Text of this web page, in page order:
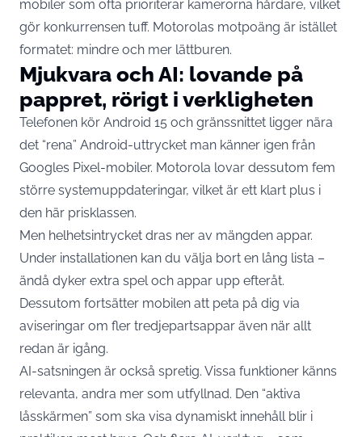
mobiler som ofta prioriterar kamerorna hårdare, vilket
gör konkurrensen tuff. Motorolas motpoäng är istället
formatet: mindre och mer lättburen.
Mjukvara och AI: lovande på
pappret, rörigt i verkligheten
Telefonen kör Android 15 och gränssnittet ligger nära
det “rena” Android-uttrycket man känner igen från
Googles Pixel-mobiler. Motorola lovar dessutom fem
större systemuppdateringar, vilket är ett klart plus i
den här prisklassen.
Men helhetsintrycket dras ner av mängden appar.
Under installationen kan du välja bort en lång lista –
ändå dyker extra spel och appar upp efteråt.
Dessutom fortsätter mobilen att peta på dig via
aviseringar om fler tredjepartsappar även när allt
redan är igång.
AI-satsningen är också spretig. Vissa funktioner känns
relevanta, andra mer som utfyllnad. Den “aktiva
låsskärmen” som ska visa dynamiskt innehåll blir i